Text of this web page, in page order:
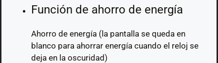
Función de ahorro de energía
Ahorro de energía (la pantalla se queda en
blanco para ahorrar energía cuando el reloj se
deja en la oscuridad)